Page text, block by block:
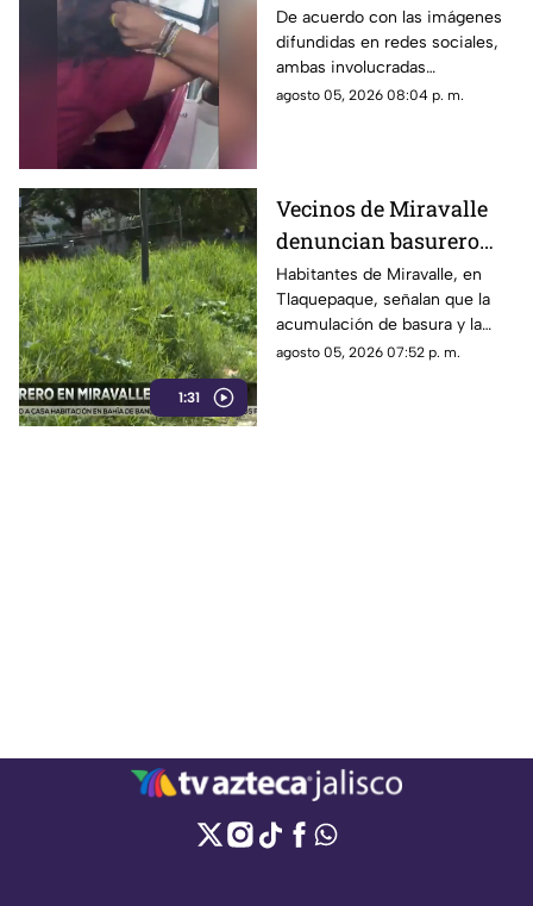
transporte público
termina en jalones de
cabello
De acuerdo con las imágenes
difundidas en redes sociales,
ambas involucradas
comenzaron a intercambiar
agosto 05, 2026 08:04 p. m.
1:31
Vecinos de Miravalle
denuncian basurero
clandestino y falta de
seguridad vial en la
colonia
Habitantes de Miravalle, en
Tlaquepaque, señalan que la
acumulación de basura y la
falta de infraestructura vial
agosto 05, 2026 07:52 p. m.